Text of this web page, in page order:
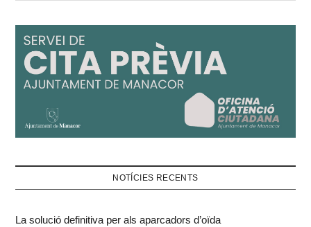
NOTÍCIES RECENTS
La solució definitiva per als aparcadors d’oïda